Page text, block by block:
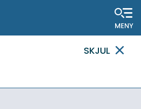
MELDING
SKJUL